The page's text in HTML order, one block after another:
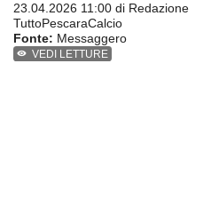
23.04.2026 11:00 di Redazione
TuttoPescaraCalcio
Fonte: Messaggero
VEDI LETTURE